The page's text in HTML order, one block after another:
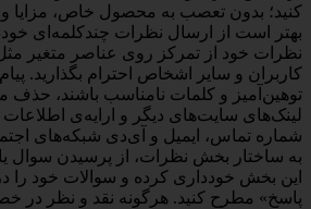
کنید؛ بدون تعصب به محصول خاص، مزایا و
بهتر است از ارسال نظرات چندکلمه‌‌ای
نظرات خود از تمرکز روی عناصر متغیر
کاربران و سایر اشخاص احترام بگذارید.
توهین‌آمیز و کلمات نامناسب باشند، حذف
لینک‌های سایت‌های دیگر و ارایه‌ی
شماره تماس، ایمیل و آی‌دی شبکه‌های
به ساختار بخش نظرات، از پرسیدن سوال
این بخش خودداری کرده و سوالات خود
پاسخ» مطرح کنید. هرگونه نقد و نظر